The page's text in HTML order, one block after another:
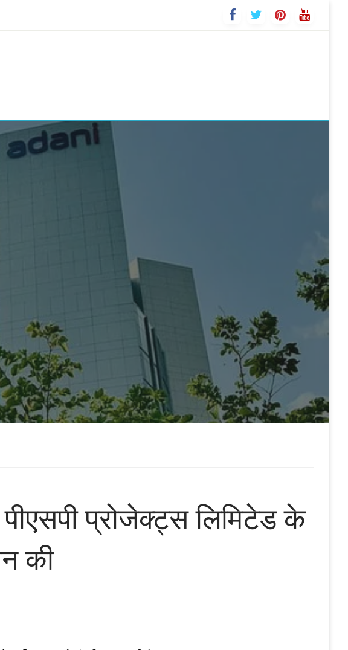
पीएसपी प्रोजेक्ट्स लिमिटेड के
की